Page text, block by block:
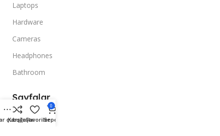
Laptops
Hardware
Cameras
Headphones
Bathroom
Sayfalar
Promotions
çubuğu
KarşılaştırFavoriler
0
Sepet